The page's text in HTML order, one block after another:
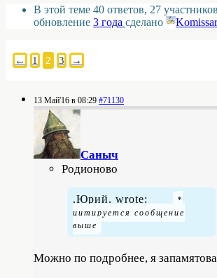
В этой теме 40 ответов, 27
обновление 3 года сделано Komissar
← 1 2 3 →
13 Май'16 в 08:29 #71130
Саныч
Родионово
.Юрий. wrote:
Можно по подробнее, я